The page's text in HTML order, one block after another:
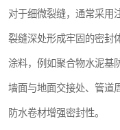
对于细微裂缝，通常采用
裂缝深处形成牢固的密封
涂料，例如聚合物水泥基
墙面与地面交接处、管道
防水卷材增强密封性。